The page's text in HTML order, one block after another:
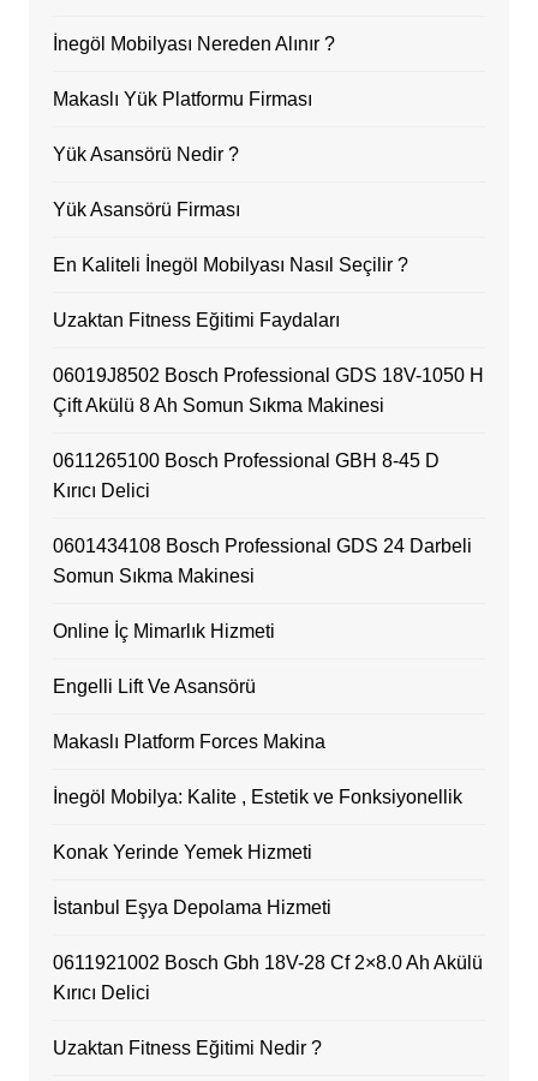
İnegöl Mobilyası Nereden Alınır ?
Makaslı Yük Platformu Firması
Yük Asansörü Nedir ?
Yük Asansörü Firması
En Kaliteli İnegöl Mobilyası Nasıl Seçilir ?
Uzaktan Fitness Eğitimi Faydaları
06019J8502 Bosch Professional GDS 18V-1050 H
Çift Akülü 8 Ah Somun Sıkma Makinesi
0611265100 Bosch Professional GBH 8-45 D
Kırıcı Delici
0601434108 Bosch Professional GDS 24 Darbeli
Somun Sıkma Makinesi
Online İç Mimarlık Hizmeti
Engelli Lift Ve Asansörü
Makaslı Platform Forces Makina
İnegöl Mobilya: Kalite , Estetik ve Fonksiyonellik
Konak Yerinde Yemek Hizmeti
İstanbul Eşya Depolama Hizmeti
0611921002 Bosch Gbh 18V-28 Cf 2×8.0 Ah Akülü
Kırıcı Delici
Uzaktan Fitness Eğitimi Nedir ?